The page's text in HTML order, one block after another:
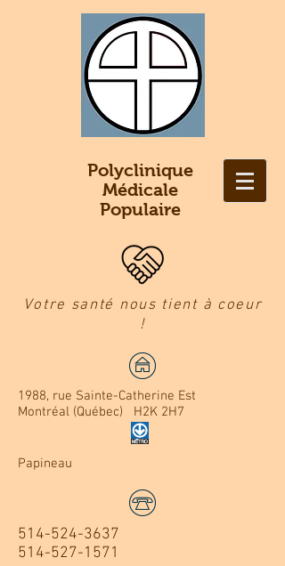
Polyclinique
Médicale
Populaire
Votre santé nous tient à coeur
!
1988, rue Sainte-Catherine Est
Montréal (Québec) H2K 2H7
Papineau
514-524-3637
514-527-1571